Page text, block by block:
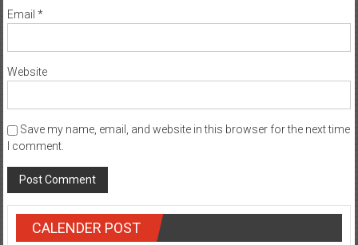
Email *
Website
Save my name, email, and website in this browser for the next time
I comment.
CALENDER POST